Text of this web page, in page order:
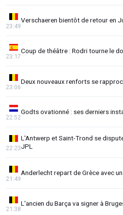
Verschaeren bientôt de retour en
23:49
Coup de théâtre : Rodri tourne le
23:17
Deux nouveaux renforts se
23:06
Godts ovationné : ses derniers
22:52
L'Antwerp et Saint-Trond se
JPL
22:23
Anderlecht repart de Grèce avec
21:49
L'ancien du Barça va signer à
21:38